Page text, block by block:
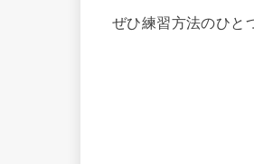
ぜひ練習方法のひと